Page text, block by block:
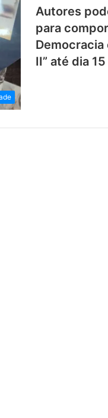
Autores
para
Democracia
II” até dia